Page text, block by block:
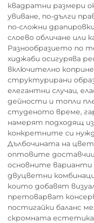
квадратни размери
увиване, по-дълги
по-сложни
слоево обличане или
Разнообразието по
хиджаби осигурява
включително
структурирани
елегантни случаи,
дейности и топли
студеното време,
намерят подходящ
конкретните си
Дълбочината на
оптовите
основните варианти
двуцветни
които добавят
претоварват
постигайки баланс
скромната